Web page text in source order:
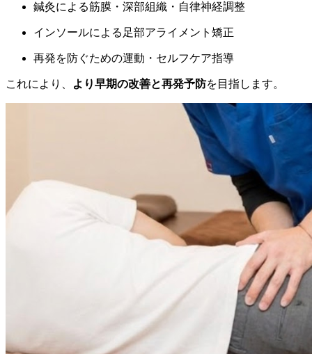
鍼灸による筋膜・深部組織・自律神経調整
インソールによる足部アライメント矯正
再発を防ぐための運動・セルフケア指導
これにより、 より早期の改善と再発予防を目指します。